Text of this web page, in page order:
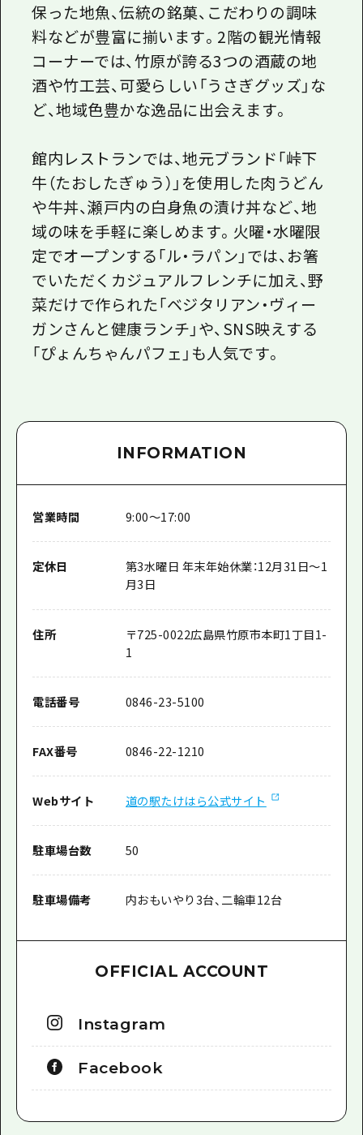
保った地魚、伝統の銘菓、こだわりの調味
料などが豊富に揃います。2階の観光情報
コーナーでは、竹原が誇る3つの酒蔵の地
酒や竹工芸、可愛らしい「うさぎグッズ」な
ど、地域色豊かな逸品に出会えます。
館内レストランでは、地元ブランド「峠下
牛（たおしたぎゅう）」を使用した肉うどん
や牛丼、瀬戸内の白身魚の漬け丼など、地
域の味を手軽に楽しめます。火曜・水曜限
定でオープンする「ル・ラパン」では、お箸
でいただくカジュアルフレンチに加え、野
菜だけで作られた「ベジタリアン・ヴィー
ガンさんと健康ランチ」や、SNS映えする
「ぴょんちゃんパフェ」も人気です。
INFORMATION
営業時間 9:00～17:00
定休日
第3水曜日 年末年始休業：12月31日～1
月3日
住所 〒725-0022広島県竹原市本町1丁目1-
1
電話番号 0846-23-5100
FAX番号 0846-22-1210
Webサイト 道の駅たけはら公式サイト
駐車場台数 50
駐車場備考 内おもいやり3台、二輪車12台
OFFICIAL ACCOUNT
Instagram
Facebook